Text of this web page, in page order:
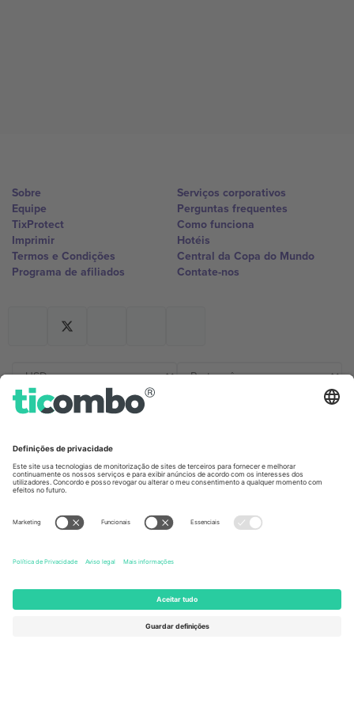
Sobre
Equipe
TixProtect
Imprimir
Termos e Condições
Programa de afiliados
Serviços corporativos
Perguntas frequentes
Como funciona
Hotéis
Central da Copa do Mundo
Contate-nos
Germany
Unter den Linden 24, 10117
United Kingdom
167 City Road, London, Greater
Kingdom
United States
Newark, Delaware 19713, United
States
Engelberg, Switzerland